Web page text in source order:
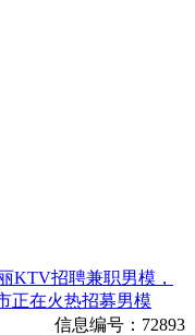
KTV招聘兼职男模，
在火热招募男模
信息编号： 72893